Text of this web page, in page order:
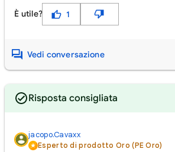
È utile? 1
Vedi conversazione
Risposta consigliata
jacopo.Cavaxx
Esperto di prodotto Oro (PE Oro)